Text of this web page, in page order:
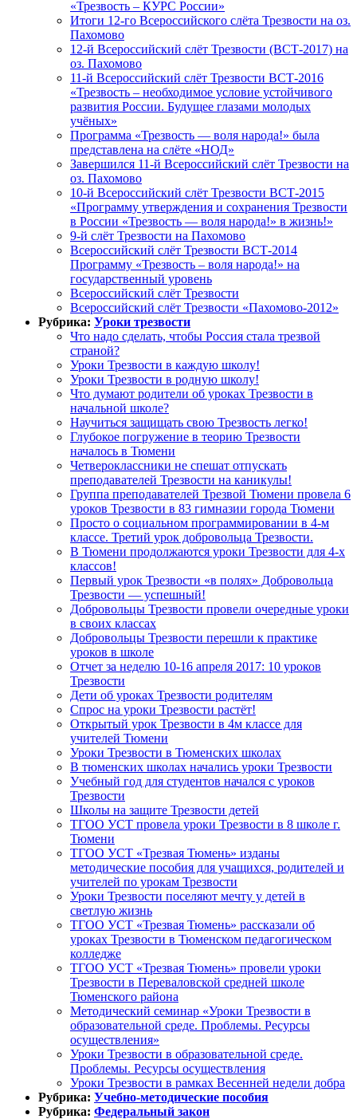
«Трезвость – КУРС России»
Итоги 12-го Всероссийского слёта Трезвости на оз.
Пахомово
12-й Всероссийский слёт Трезвости (ВСТ-2017) на
оз. Пахомово
11-й Всероссийский слёт Трезвости ВСТ-2016
«Трезвость – необходимое условие устойчивого
развития России. Будущее глазами молодых
учёных»
Программа «Трезвость — воля народа!» была
представлена на слёте «НОД»
Завершился 11-й Всероссийский слёт Трезвости на
оз. Пахомово
10-й Всероссийский слёт Трезвости ВСТ-2015
«Программу утверждения и сохранения Трезвости
в России «Трезвость — воля народа!» в жизнь!»
9-й слёт Трезвости на Пахомово
Всероссийский слёт Трезвости ВСТ-2014
Программу «Трезвость – воля народа!» на
государственный уровень
Всероссийский слёт Трезвости
Всероссийский слёт Трезвости «Пахомово-2012»
Рубрика: Уроки трезвости
Что надо сделать, чтобы Россия стала трезвой
страной?
Уроки Трезвости в каждую школу!
Уроки Трезвости в родную школу!
Что думают родители об уроках Трезвости в
начальной школе?
Научиться защищать свою Трезвость легко!
Глубокое погружение в теорию Трезвости
началось в Тюмени
Четвероклассники не спешат отпускать
преподавателей Трезвости на каникулы!
Группа преподавателей Трезвой Тюмени провела 6
уроков Трезвости в 83 гимназии города Тюмени
Просто о социальном программировании в 4-м
классе. Третий урок добровольца Трезвости.
В Тюмени продолжаются уроки Трезвости для 4-х
классов!
Первый урок Трезвости «в полях» Добровольца
Трезвости — успешный!
Добровольцы Трезвости провели очередные уроки
в своих классах
Добровольцы Трезвости перешли к практике
уроков в школе
Отчет за неделю 10-16 апреля 2017: 10 уроков
Трезвости
Дети об уроках Трезвости родителям
Спрос на уроки Трезвости растёт!
Открытый урок Трезвости в 4м классе для
учителей Тюмени
Уроки Трезвости в Тюменских школах
В тюменских школах начались уроки Трезвости
Учебный год для студентов начался с уроков
Трезвости
Школы на защите Трезвости детей
ТГОО УСТ провела уроки Трезвости в 8 школе г.
Тюмени
ТГОО УСТ «Трезвая Тюмень» изданы
методические пособия для учащихся, родителей и
учителей по урокам Трезвости
Уроки Трезвости поселяют мечту у детей в
светлую жизнь
ТГОО УСТ «Трезвая Тюмень» рассказали об
уроках Трезвости в Тюменском педагогическом
колледже
ТГОО УСТ «Трезвая Тюмень» провели уроки
Трезвости в Переваловской средней школе
Тюменского района
Методический семинар «Уроки Трезвости в
образовательной среде. Проблемы. Ресурсы
осуществления»
Уроки Трезвости в образовательной среде.
Проблемы. Ресурсы осуществления
Уроки Трезвости в рамках Весенней недели добра
Рубрика: Учебно-методические пособия
Рубрика: Федеральный закон